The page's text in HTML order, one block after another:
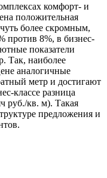
комфорт- и
положительная
более скромным,
против 8%, в бизнес-
показатели
Так, наиболее
аналогичные
метр и достигают
классе разница
руб./кв. м). Такая
предложения и